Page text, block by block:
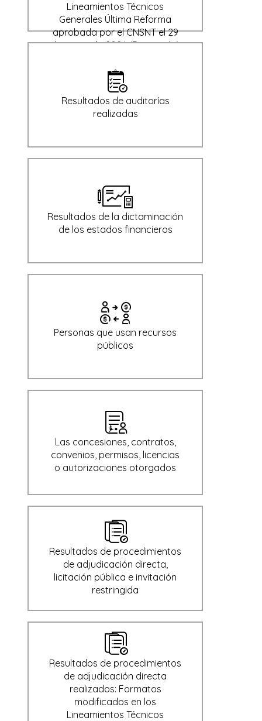
Lineamientos Técnicos
Generales Última Reforma
aprobada por el CNSNT el 29
de enero de 2024 (Derogado)
Resultados de auditorías
realizadas
Resultados de la dictaminación
de los estados financieros
Personas que usan recursos
públicos
Las concesiones, contratos,
convenios, permisos, licencias
o autorizaciones otorgados
Resultados de procedimientos
de adjudicación directa,
licitación pública e invitación
restringida
Resultados de procedimientos
de adjudicación directa
realizados: Formatos
modificados en los
Lineamientos Técnicos